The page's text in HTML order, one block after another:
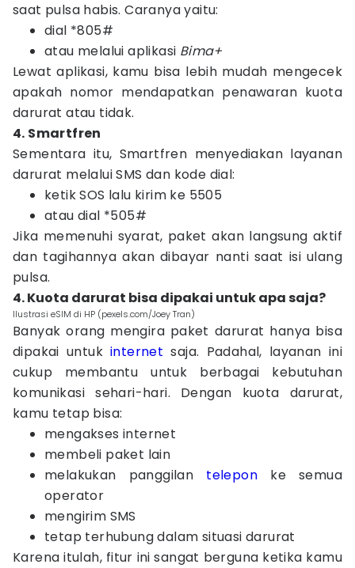
saat pulsa habis. Caranya yaitu:
dial *805#
atau melalui aplikasi Bima+
Lewat aplikasi, kamu bisa lebih mudah mengecek
apakah nomor mendapatkan penawaran kuota
darurat atau tidak.
4. Smartfren
Sementara itu, Smartfren menyediakan layanan
darurat melalui SMS dan kode dial:
ketik SOS lalu kirim ke 5505
atau dial *505#
Jika memenuhi syarat, paket akan langsung aktif
dan tagihannya akan dibayar nanti saat isi ulang
pulsa.
4. Kuota darurat bisa dipakai untuk apa saja?
Ilustrasi eSIM di HP (pexels.com/Joey Tran)
Banyak orang mengira paket darurat hanya bisa
dipakai untukinternetsaja. Padahal, layanan ini
cukup membantu untuk berbagai kebutuhan
komunikasi sehari-hari. Dengan kuota darurat,
kamu tetap bisa:
mengakses internet
membeli paket lain
melakukan panggilan telepon ke semua
operator
mengirim SMS
tetap terhubung dalam situasi darurat
Karena itulah, fitur ini sangat berguna ketika kamu